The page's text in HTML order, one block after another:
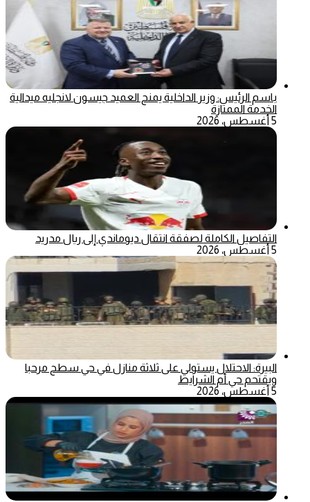
باسم الرئيس: وزير الداخلية يمنح العميد جيسون لانجليه ميدالية
الخدمة الممتازة
5 أغسطس، 2026
التفاصيل الكاملة لصفقة انتقال ديوماندي إلى ريال مدريد
5 أغسطس، 2026
البيرة: الاحتلال يستولي على ثلاثة منازل في حي سطح مرحبا
ويقتحم حي أم الشرايط
5 أغسطس، 2026